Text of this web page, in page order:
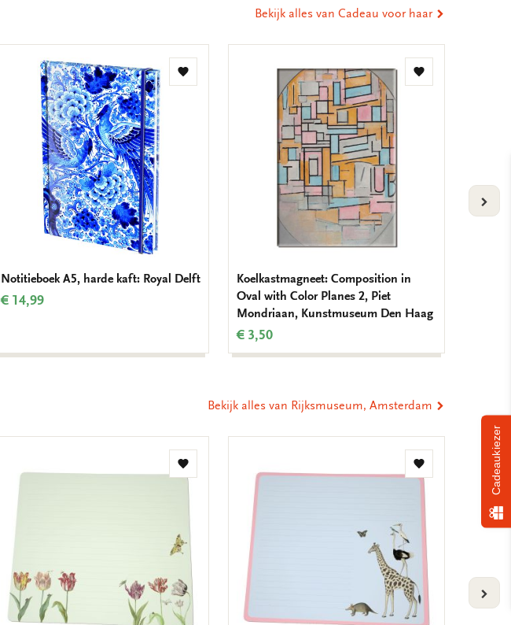
Bekijk alles van Cadeau voor haar
Toevoegen
Notitieboek A5, harde kaft: Royal Delft
€ 14,99
Toevoegen
Koelkastmagneet: Composition in
Oval with Color Planes 2, Piet
Mondriaan, Kunstmuseum Den Haag
€ 3,50
Bekijk alles van Rijksmuseum, Amsterdam
Toevoegen
aan
verlanglijst
Toevoegen
aan
verlanglijst
Cadeaukiezer